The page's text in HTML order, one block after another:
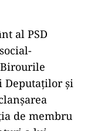
al PSD
Deputaţilor şi
de membru